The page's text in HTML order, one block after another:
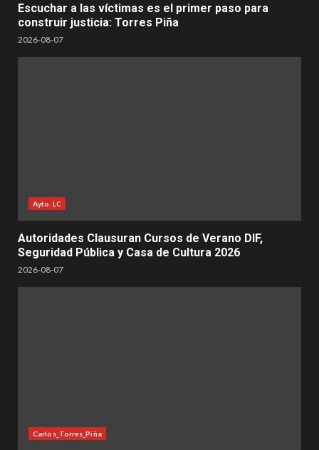
Escuchar a las víctimas es el primer paso para
construir justicia: Torres Piña
2026-08-07
Ayto. LC
Autoridades Clausuran Cursos de Verano DIF,
Seguridad Pública y Casa de Cultura 2026
2026-08-07
Carlos_Torres_Piña